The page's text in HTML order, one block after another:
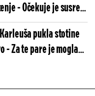
- Očekuje je susret
Bajića
pukla stotine
- Za te pare je mogla